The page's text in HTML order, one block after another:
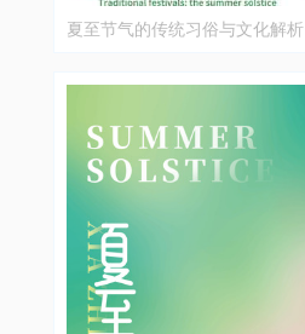
夏至节气的传统习俗与文化解析